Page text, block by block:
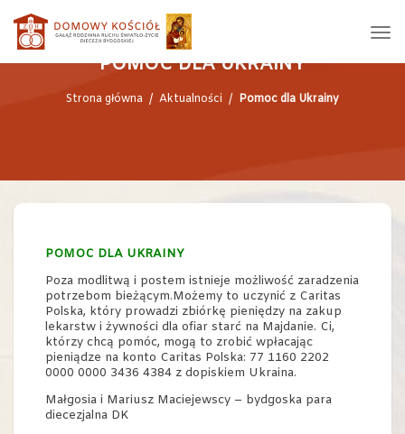
POMOC DLA UKRAINY
Strona główna / Aktualności / Pomoc dla Ukrainy
POMOC DLA UKRAINY
Poza modlitwą i postem istnieje możliwość zaradzenia
potrzebom bieżącym.Możemy to uczynić z Caritas
Polska, który prowadzi zbiórkę pieniędzy na zakup
lekarstw i żywności dla ofiar starć na Majdanie. Ci,
którzy chcą pomóc, mogą to zrobić wpłacając
pieniądze na konto Caritas Polska: 77 1160 2202
0000 0000 3436 4384 z dopiskiem Ukraina.
Małgosia i Mariusz Maciejewscy – bydgoska para
diecezjalna DK